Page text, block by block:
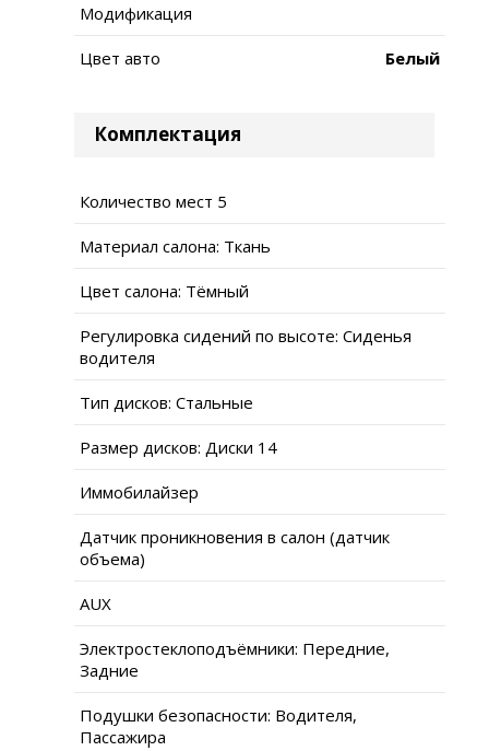
Модификация
Цвет авто Белый
Комплектация
Количество мест 5
Материал салона: Ткань
Цвет салона: Тёмный
Регулировка сидений по высоте: Сиденья
водителя
Тип дисков: Стальные
Размер дисков: Диски 14
Иммобилайзер
Датчик проникновения в салон (датчик
объема)
AUX
Электростеклоподъёмники: Передние,
Задние
Подушки безопасности: Водителя,
Пассажира